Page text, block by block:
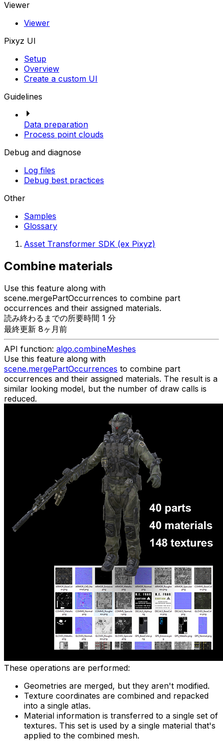
Viewer
Viewer
Pixyz UI
Setup
Overview
Create a custom UI
Guidelines
Data preparation
Process point clouds
Debug and diagnose
Log files
Debug best practices
Other
Samples
Glossary
Asset Transformer SDK (ex Pixyz)
Combine materials
Use this feature along with
scene.mergePartOccurrences to combine part
occurrences and their assigned materials.
読み終わるまでの所要時間 1 分
最終更新 8ヶ月前
API function: algo.combineMeshes
Use this feature along with
scene.mergePartOccurrences to combine part
occurrences and their assigned materials. The result is a
similar looking model, but the number of draw calls is
reduced.
These operations are performed:
Geometries are merged, but they aren't modified.
Texture coordinates are combined and repacked
into a single atlas.
Material information is transferred to a single set of
textures. This set is used by a single material that's
applied to the combined mesh.